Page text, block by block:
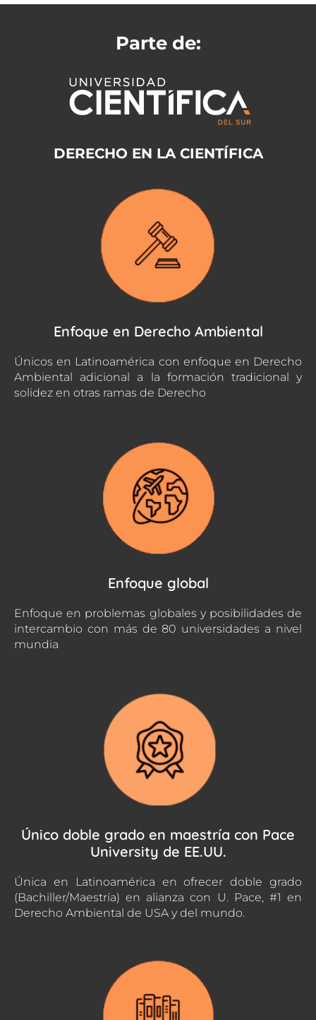
Parte de:
DERECHO EN LA CIENTÍFICA
Enfoque en Derecho Ambiental
Únicos en Latinoamérica con enfoque en Derecho
Ambiental adicional a la formación tradicional y
solidez en otras ramas de Derecho
Enfoque global
Enfoque en problemas globales y posibilidades de
intercambio con más de 80 universidades a nivel
mundia
Único doble grado en maestría con Pace
University de EE.UU.
Única en Latinoamérica en ofrecer doble grado
(Bachiller/Maestría) en alianza con U. Pace, #1 en
Derecho Ambiental de USA y del mundo.